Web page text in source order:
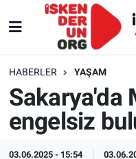
HABERLER YAŞAM
Sakarya'da
engelsiz
03.06.2025 - 15:54